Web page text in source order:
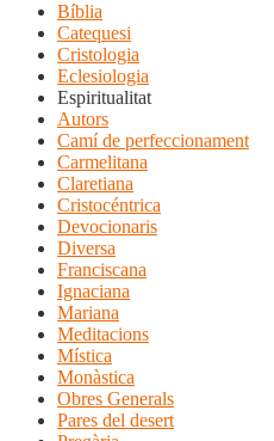
Bíblia
Catequesi
Cristologia
Eclesiologia
Espiritualitat
Autors
Camí de perfeccionament
Carmelitana
Claretiana
Cristocéntrica
Devocionaris
Diversa
Franciscana
Ignaciana
Mariana
Meditacions
Mística
Monàstica
Obres Generals
Pares del desert